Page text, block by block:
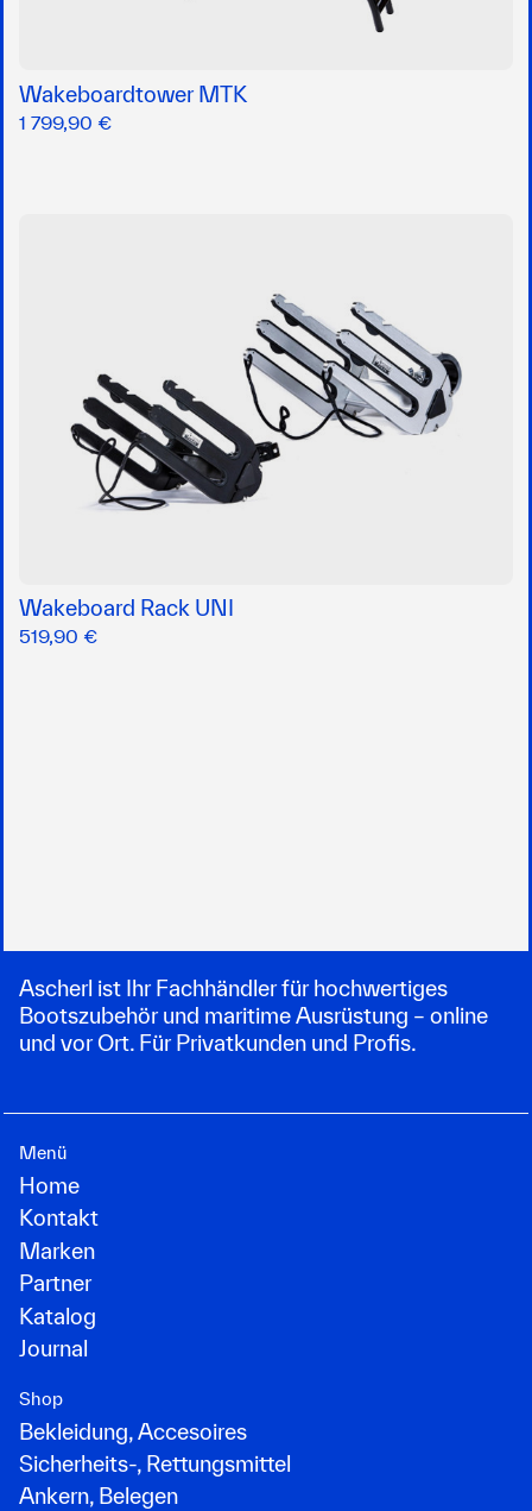
Wakeboardtower MTK
1 799,90 €
Wakeboard Rack UNI
519,90 €
Ascherl ist Ihr Fachhändler für hochwertiges
Bootszubehör und maritime Ausrüstung – online
und vor Ort. Für Privatkunden und Profis.
Menü
Home
Kontakt
Marken
Partner
Katalog
Journal
Shop
Bekleidung, Accesoires
Sicherheits-, Rettungsmittel
Ankern, Belegen